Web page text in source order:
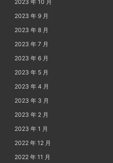
2023 年 10 月
2023 年 9 月
2023 年 8 月
2023 年 7 月
2023 年 6 月
2023 年 5 月
2023 年 4 月
2023 年 3 月
2023 年 2 月
2023 年 1 月
2022 年 12 月
2022 年 11 月